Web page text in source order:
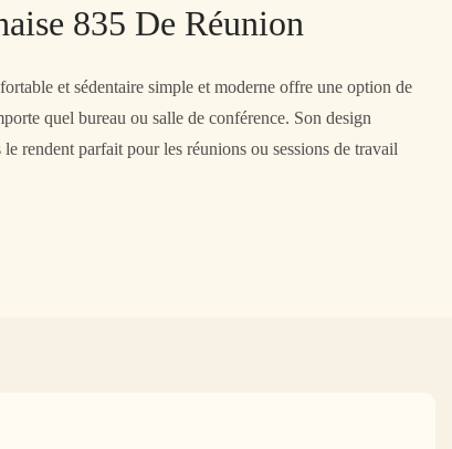
835 De Réunion
et sédentaire simple et moderne offre une option de
quel bureau ou salle de conférence. Son design
rendent parfait pour les réunions ou sessions de travail